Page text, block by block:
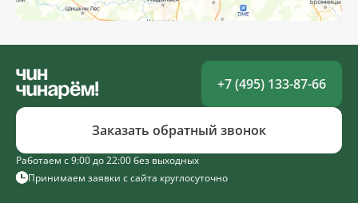
Работаем с 9:00 до 22:00 без выходных
Принимаем заявки с сайта круглосуточно
+7 (495) 133-87-66
Заказать обратный звонок